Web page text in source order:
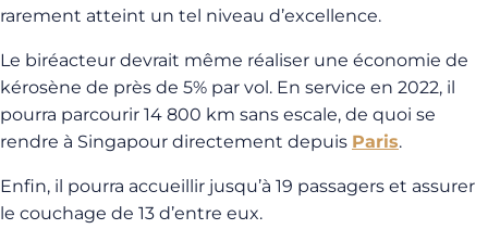
rarement atteint un tel niveau d’excellence.
Le biréacteur devrait même réaliser une économie de
kérosène de près de 5% par vol. En service en 2022, il
pourra parcourir 14 800 km sans escale, de quoi se
rendre à Singapour directement depuis Paris.
Enfin, il pourra accueillir jusqu’à 19 passagers et assurer
le couchage de 13 d’entre eux.